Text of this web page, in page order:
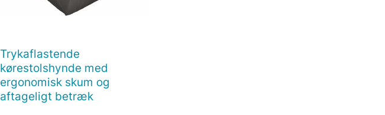
 Vis her
Trykaflastende
kørestolshynde med
ergonomisk skum og
aftageligt betræk